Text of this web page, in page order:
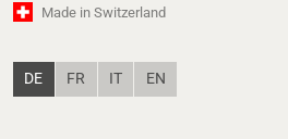
Made in Switzerland
DE FR IT EN